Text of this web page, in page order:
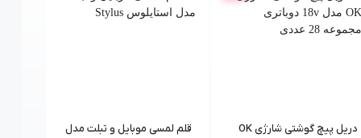
دریل پیچ گوشتی شارژی OK
قلم لمسی موبایل و تبلت مدل